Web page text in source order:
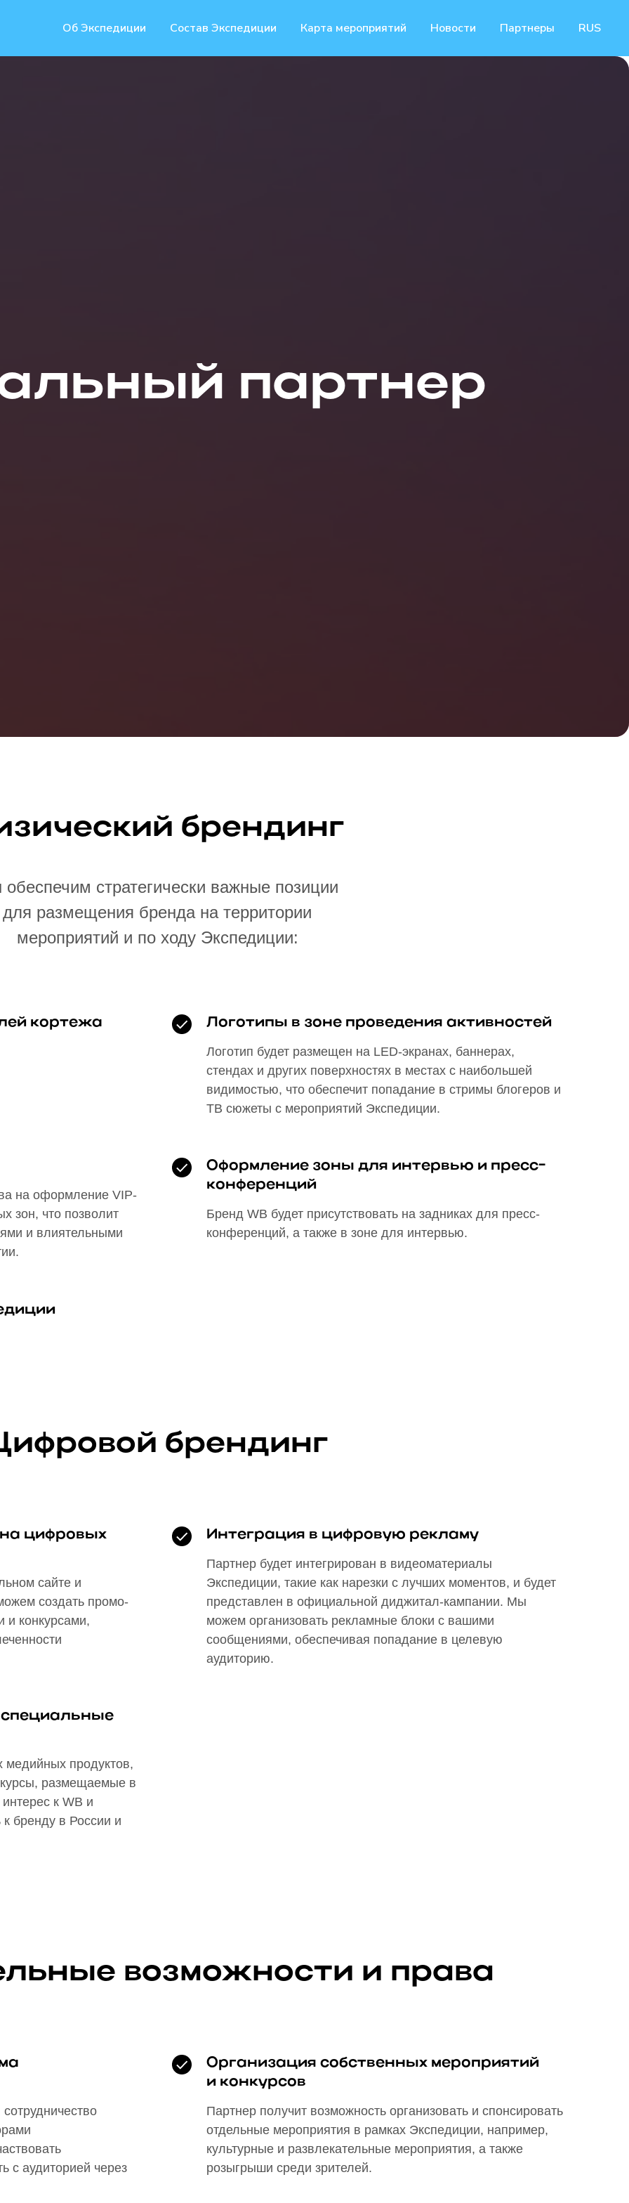
Об Экспедиции Состав Экспедиции Карта мероприятий Новости Партнеры RUS
партнер
брендинг
стратегически важные позиции
для размещения бренда на территории
мероприятий и по ходу Экспедиции:
кортежа Логотипы в зоне проведения активностей
Логотип будет размещен на LED-экранах, баннерах,
стендах и других поверхностях в местах с наибольшей
видимостью, что обеспечит попадание в стримы блогеров и
ТВ сюжеты с мероприятий Экспедиции.
на оформление VIP-
зон, что позволит
и влиятельными
Оформление зоны для интервью и пресс-
конференций
Бренд WB будет присутствовать на задниках для пресс-
конференций, а также в зоне для интервью.
брендинг
цифровых
сайте и
создать промо-
и конкурсами,
Интеграция в цифровую рекламу
Партнер будет интегрирован в видеоматериалы
Экспедиции, такие как нарезки с лучших моментов, и будет
представлен в официальной диджитал-кампании. Мы
можем организовать рекламные блоки с вашими
сообщениями, обеспечивая попадание в целевую
аудиторию.
медийных продуктов,
размещаемые в
к WB и
бренду в России и
возможности и права
с аудиторией через
Организация собственных мероприятий
и конкурсов
Партнер получит возможность организовать и спонсировать
отдельные мероприятия в рамках Экспедиции, например,
культурные и развлекательные мероприятия, а также
розыгрыши среди зрителей.